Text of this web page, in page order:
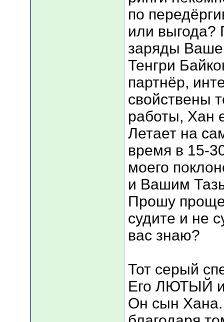
по
или
заряды
Тенгри
партнёр,
свойствены
работы, Хан
Летает на
время в 15-
моего
и Вашим
Прошу
судите и не
вас знаю?
Тот серый
Его ЛЮТЫЙ и
Он сын Хана.